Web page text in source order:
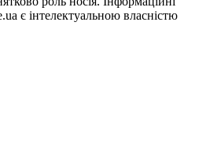
є інтелектуальною власністю